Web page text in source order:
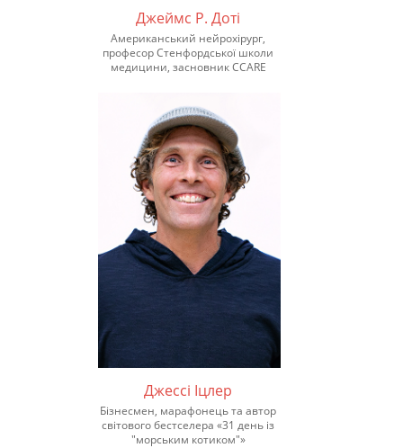
Джеймс Р. Доті
Американський нейрохірург,
професор Стенфордської школи
медицини, засновник CCARE
Джессі Іцлер
Бізнесмен, марафонець та автор
світового бестселера «31 день із
"морським котиком"»